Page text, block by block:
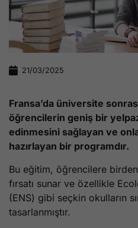
21/03/2025
Fransa’da üniversite
öğrencilerin geniş bir
edinmesini sağlayan ve
hazırlayan bir programdır.
Bu eğitim, öğrencilere
fırsatı sunar ve özellikle
(ENS) gibi seçkin okulların
tasarlanmıştır.